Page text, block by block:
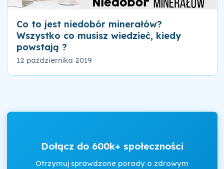
Co to jest niedobór minerałów?
Wszystko co musisz wiedzieć, kiedy
powstają ?
12 października 2019
Dołącz do 600k+ społeczności
Otrzymuj sprawdzone porady o zdrowym